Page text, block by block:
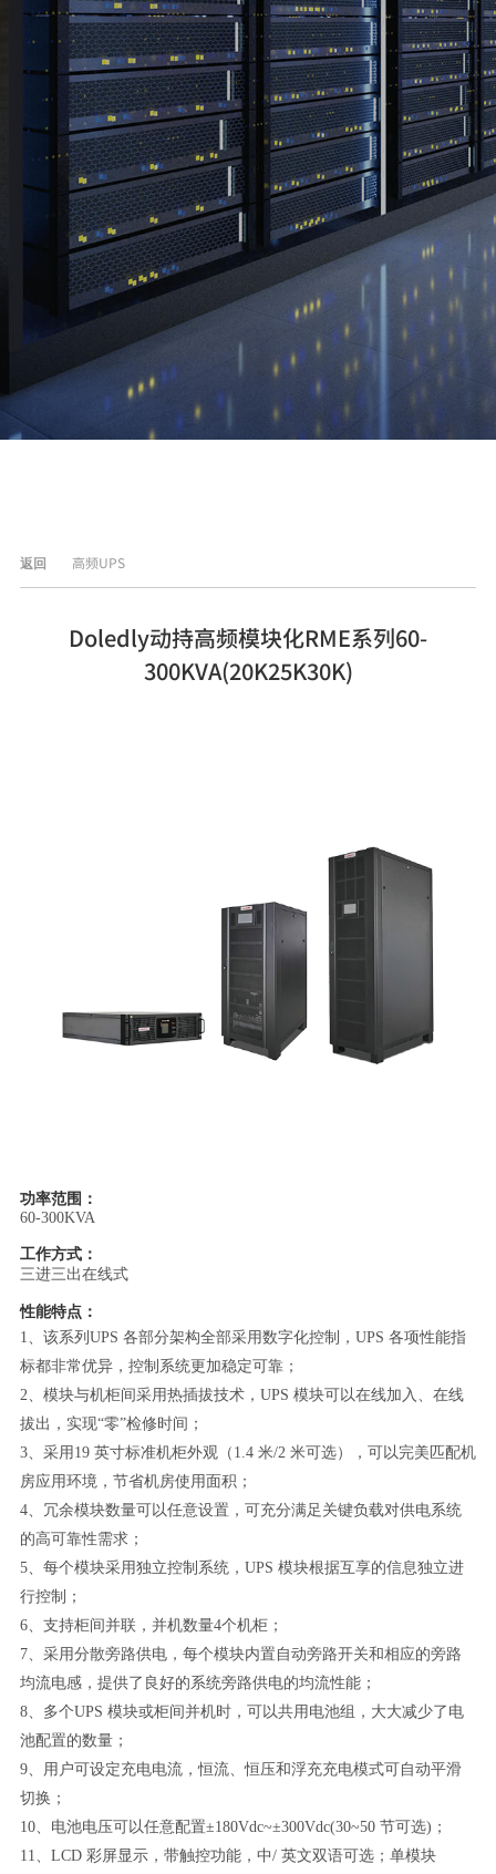
返回 高频UPS
Doledly动持高频模块化RME系列60-
300KVA(20K25K30K)
功率范围：
60-300KVA
工作方式：
三进三出在线式
性能特点：
1、 该系列UPS 各部分架构全部采用数字化控制，UPS 各项性能指
标都非常优异，控制系统更加稳定可靠；
2、模块与机柜间采用热插拔技术，UPS 模块可以在线加入、在线
拔出，实现“零”检修时间；
3、采用19 英寸标准机柜外观（1.4 米/2 米可选），可以完美匹配机
房应用环境，节省机房使用面积；
4、冗余模块数量可以任意设置，可充分满足关键负载对供电系统
的高可靠性需求；
5、每个模块采用独立控制系统，UPS 模块根据互享的信息独立进
行控制；
6、支持柜间并联，并机数量4个机柜；
7、采用分散旁路供电，每个模块内置自动旁路开关和相应的旁路
均流电感，提供了良好的系统旁路供电的均流性能；
8、多个UPS 模块或柜间并机时，可以共用电池组，大大减少了电
池配置的数量；
9、用户可设定充电电流，恒流、恒压和浮充充电模式可自动平滑
切换；
10、电池电压可以任意配置±180Vdc~±300Vdc(30~50 节可选)；
11、LCD 彩屏显示，带触控功能，中/ 英文双语可选；单模块